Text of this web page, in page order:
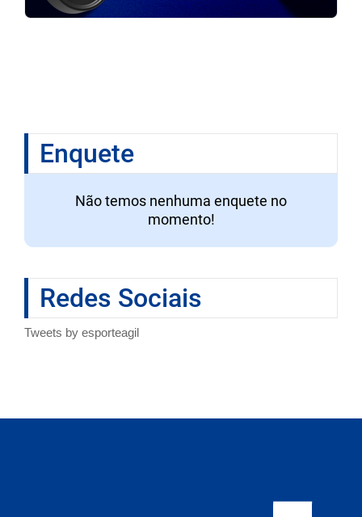
Enquete
Não temos nenhuma enquete no
momento!
Redes Sociais
Tweets by esporteagil